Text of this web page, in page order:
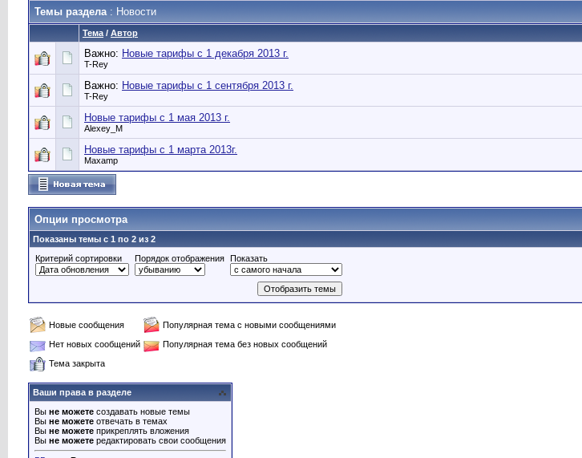
Темы раздела: Новости
Тема / Автор
Важно: Новые тарифы с 1 декабря 2013 г.
T-Rey
Важно: Новые тарифы с 1 сентября 2013 г.
T-Rey
Новые тарифы с 1 мая 2013 г.
Alexey_M
Новые тарифы c 1 марта 2013г.
Maxamp
Опции просмотра
Показаны темы с 1 по 2 из 2
Критерий сортировки
Порядок отображения Показать
Новые сообщения
Популярная тема с новыми сообщениями
Нет новых сообщений
Популярная тема без новых сообщений
Тема закрыта
Ваши права в разделе
Вы не можете создавать новые темы
Вы не можете отвечать в темах
Вы не можете прикреплять вложения
Вы не можете редактировать свои сообщения